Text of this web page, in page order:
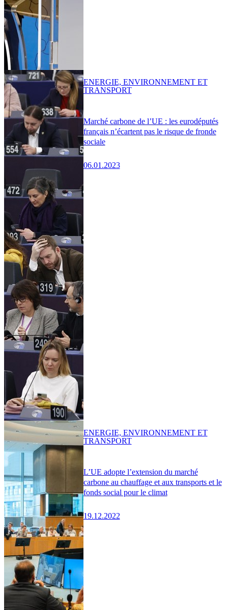
Marché carbone de l’UE : les eurodéputés
français n’écartent pas le risque de fronde
sociale
06.01.2023
ENERGIE, ENVIRONNEMENT ET
TRANSPORT
L’UE adopte l’extension du marché
carbone au chauffage et aux transports et le
fonds social pour le climat
19.12.2022
ENERGIE, ENVIRONNEMENT ET
TRANSPORT